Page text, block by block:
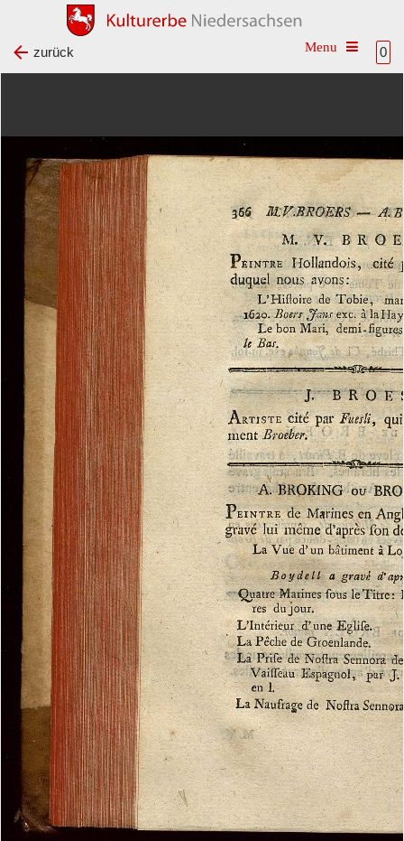
0
Toggle
zurück